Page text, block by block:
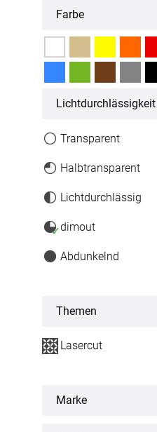
Farbe
Licht­durchlässigkeit
Transparent
Halbtransparent
Lichtdurchlässig
✓dimout
Abdunkelnd
Themen
Lasercut
Marke